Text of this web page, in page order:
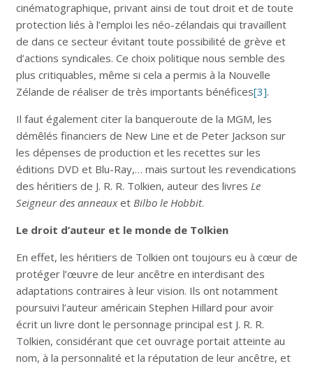
cinématographique, privant ainsi de tout droit et de toute
protection liés à l’emploi les néo-zélandais qui travaillent
de dans ce secteur évitant toute possibilité de grève et
d’actions syndicales. Ce choix politique nous semble des
plus critiquables, même si cela a permis à la Nouvelle
Zélande de réaliser de très importants bénéfices[3].
Il faut également citer la banqueroute de la MGM, les
démêlés financiers de New Line et de Peter Jackson sur
les dépenses de production et les recettes sur les
éditions DVD et Blu-Ray,… mais surtout les revendications
des héritiers de J. R. R. Tolkien, auteur des livres Le
Seigneur des anneauxet Bilbo le Hobbit.
Le droit d’auteur et le monde de Tolkien
En effet, les héritiers de Tolkien ont toujours eu à cœur de
protéger l’œuvre de leur ancêtre en interdisant des
adaptations contraires à leur vision. Ils ont notamment
poursuivi l’auteur américain Stephen Hillard pour avoir
écrit un livre dont le personnage principal est J. R. R.
Tolkien, considérant que cet ouvrage portait atteinte au
nom, à la personnalité et la réputation de leur ancêtre, et